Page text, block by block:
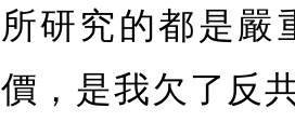
所研究的都是嚴
價，是我欠了反